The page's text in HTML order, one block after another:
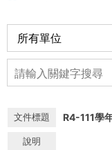
R4-111學